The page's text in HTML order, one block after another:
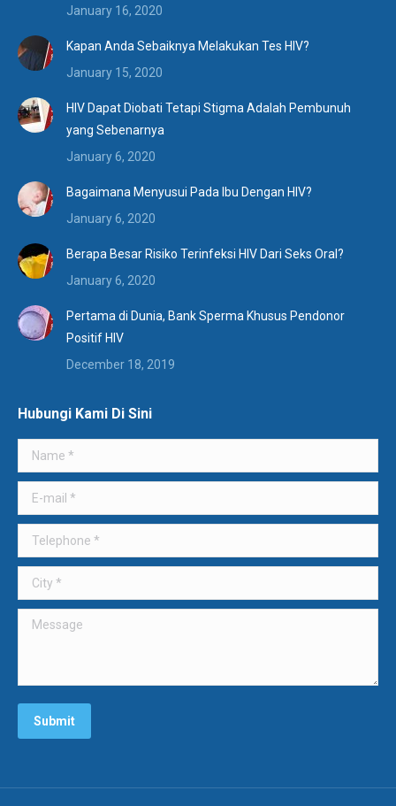
January 16, 2020
Kapan Anda Sebaiknya Melakukan Tes HIV?
January 15, 2020
HIV Dapat Diobati Tetapi Stigma Adalah Pembunuh
yang Sebenarnya
January 6, 2020
Bagaimana Menyusui Pada Ibu Dengan HIV?
January 6, 2020
Berapa Besar Risiko Terinfeksi HIV Dari Seks Oral?
January 6, 2020
Pertama di Dunia, Bank Sperma Khusus Pendonor
Positif HIV
December 18, 2019
Hubungi Kami Di Sini
Name *
E-mail *
Telephone *
City *
Message
Submit